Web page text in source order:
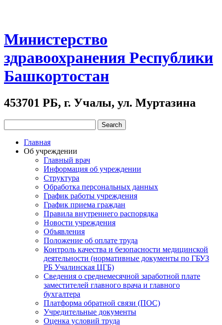
Министерство
здравоохранения Республики
Башкортостан
453701 РБ, г. Учалы, ул. Муртазина
Главная
Об учреждении
Главный врач
Информация об учреждении
Структура
Обработка персональных данных
График работы учреждения
График приема граждан
Правила внутреннего распорядка
Новости учреждения
Объявления
Положение об оплате труда
Контроль качества и безопасности медицинской
деятельности (нормативные документы по ГБУЗ
РБ Учалинская ЦГБ)
Сведения о среднемесячной заработной плате
заместителей главного врача и главного
бухгалтера
Платформа обратной связи (ПОС)
Учредительные документы
Оценка условий труда